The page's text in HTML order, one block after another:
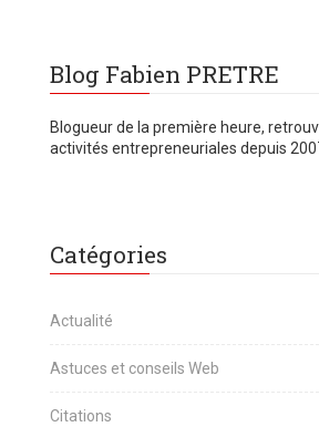
Blog Fabien PRETRE
Blogueur de la première heure,
activités entrepreneuriales depuis
Catégories
Actualité
Astuces et conseils Web
Citations